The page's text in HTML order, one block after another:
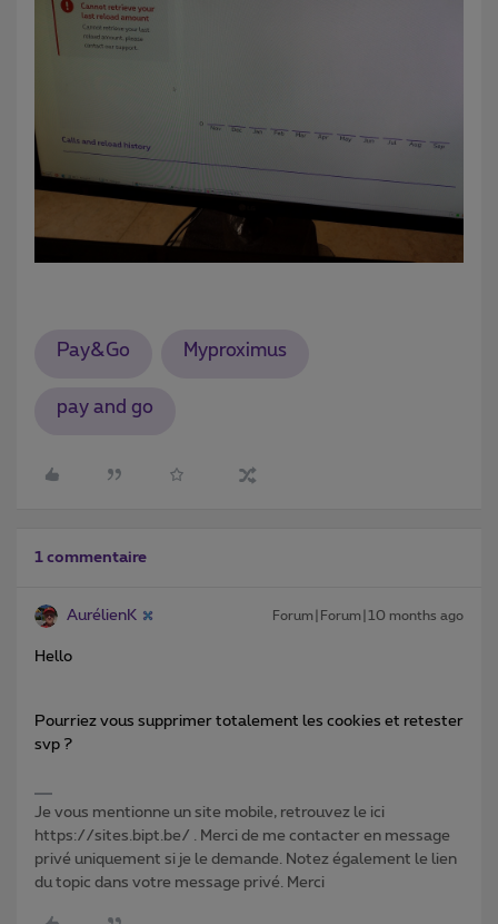
Pay&Go Myproximus
pay and go
1 commentaire
AurélienK Forum|Forum|10 months ago
Hello
Pourriez vous supprimer totalement les cookies et retester
svp ?
Je vous mentionne un site mobile, retrouvez le ici
https://sites.bipt.be/ . Merci de me contacter en message
privé uniquement si je le demande. Notez également le lien
du topic dans votre message privé. Merci